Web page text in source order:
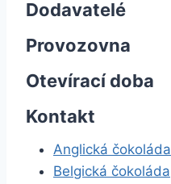
Dodavatelé
Provozovna
Otevírací doba
Kontakt
Anglická čokoláda
Belgická čokoláda